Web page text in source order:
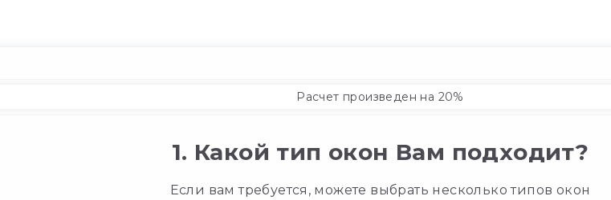
1. Какой тип окон Вам подходит?
Расчет произведен на 20%
Если вам требуется, можете выбрать несколько типов окон